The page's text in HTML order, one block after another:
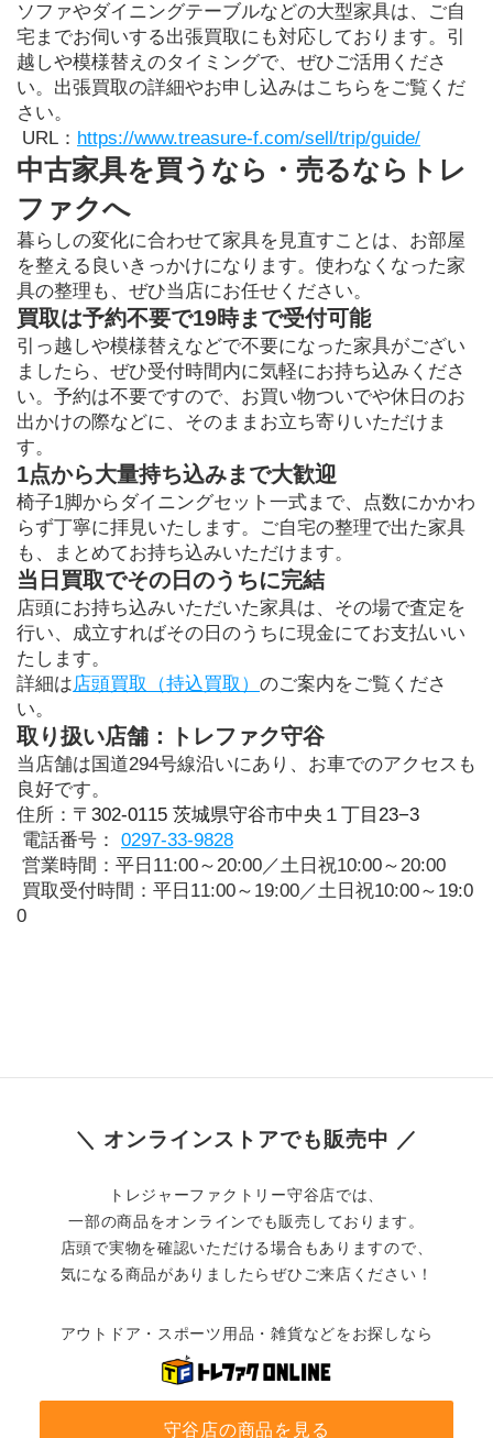
ソファやダイニングテーブルなどの大型家具は、ご自
宅までお伺いする出張買取にも対応しております。引
越しや模様替えのタイミングで、ぜひご活用くださ
い。出張買取の詳細やお申し込みはこちらをご覧くだ
さい。
URL： https://www.treasure-f.com/sell/trip/guide/
中古家具を買うなら・売るならトレ
ファクへ
暮らしの変化に合わせて家具を見直すことは、お部屋
を整える良いきっかけになります。使わなくなった家
具の整理も、ぜひ当店にお任せください。
買取は予約不要で19時まで受付可能
引っ越しや模様替えなどで不要になった家具がござい
ましたら、ぜひ受付時間内に気軽にお持ち込みくださ
い。予約は不要ですので、お買い物ついでや休日のお
出かけの際などに、そのままお立ち寄りいただけま
す。
1点から大量持ち込みまで大歓迎
椅子1脚からダイニングセット一式まで、点数にかかわ
らず丁寧に拝見いたします。ご自宅の整理で出た家具
も、まとめてお持ち込みいただけます。
当日買取でその日のうちに完結
店頭にお持ち込みいただいた家具は、その場で査定を
行い、成立すればその日のうちに現金にてお支払いい
たします。
詳細は店頭買取（持込買取） のご案内をご覧くださ
い。
取り扱い店舗：トレファク守谷
当店舗は国道294号線沿いにあり、お車でのアクセスも
良好です。
住所： 〒302-0115 茨城県守谷市中央１丁目23−3
電話番号：
0297-33-9828
営業時間：平日11:00～20:00／土日祝10:00～20:00
0
＼ オンラインストアでも販売中 ／
トレジャーファクトリー守谷店では、
一部の商品をオンラインでも販売しております。
店頭で実物を確認いただける場合もありますので、
気になる商品がありましたらぜひご来店ください！
アウトドア・スポーツ用品・雑貨などをお探しなら
守谷店の商品を見る